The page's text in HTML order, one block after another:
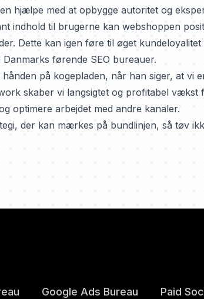
hjælpe med at opbygge autoritet og
indhold til brugerne kan webshoppen
Dette kan igen føre til øget
førende SEO bureauer.
på kogepladen, når han siger, at vi
skaber vi langsigtet og profitabel vækst
optimere arbejdet med andre kanaler.
der kan mærkes på bundlinjen, så tøv
Google Ads Bureau Paid